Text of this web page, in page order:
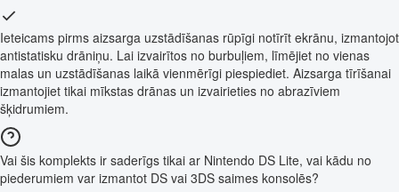
Ieteicams pirms aizsarga uzstādīšanas rūpīgi notīrīt ekrānu, izmantojot
antistatisku drāniņu. Lai izvairītos no burbuļiem, līmējiet no vienas
malas un uzstādīšanas laikā vienmērīgi piespiediet. Aizsarga tīrīšanai
izmantojiet tikai mīkstas drānas un izvairieties no abrazīviem
šķidrumiem.
Vai šis komplekts ir saderīgs tikai ar Nintendo DS Lite, vai kādu no
piederumiem var izmantot DS vai 3DS saimes konsolēs?